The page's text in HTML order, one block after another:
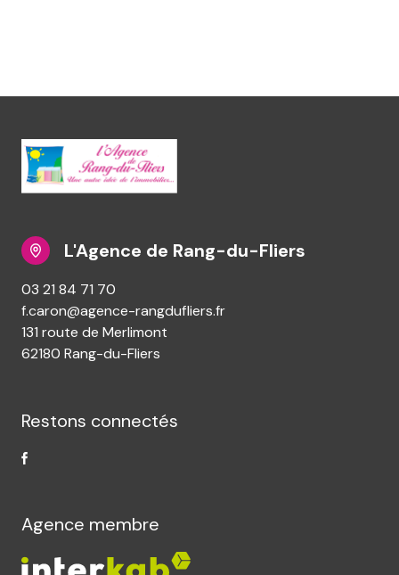
L'Agence de Rang-du-Fliers
03 21 84 71 70
f.caron@agence-rangdufliers.fr
131 route de Merlimont
62180 Rang-du-Fliers
Restons connectés
Agence membre